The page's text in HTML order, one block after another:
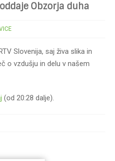
Obzorja duha
Slovenija, saj živa slika in
o vzdušju in delu v našem
(od 20:28 dalje).